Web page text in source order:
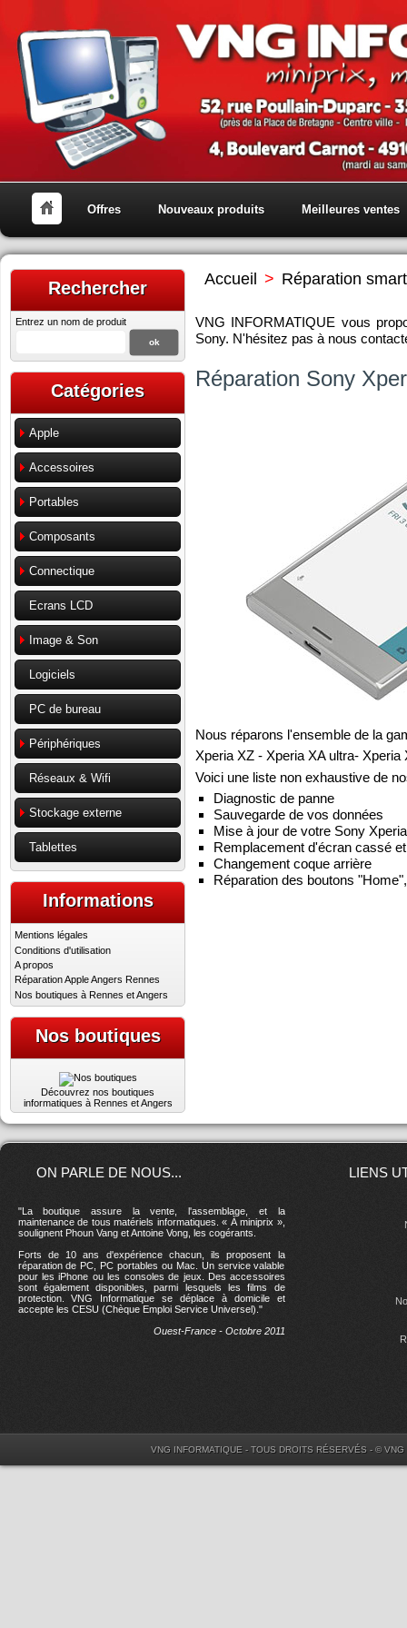
Offres Nouveaux produits Meilleures ventes
Rechercher
Entrez un nom de produit
Catégories
Apple
Accessoires
Portables
Composants
Connectique
Ecrans LCD
Image & Son
Logiciels
PC de bureau
Périphériques
Réseaux & Wifi
Stockage externe
Tablettes
Informations
Mentions légales
Conditions d'utilisation
A propos
Réparation Apple Angers Rennes
Nos boutiques à Rennes et Angers
Nos boutiques
Découvrez nos boutiques
informatiques à Rennes et Angers
Accueil > Réparation
VNG INFORMATIQUE vous
Sony. N'hésitez pas à nous
Réparation Sony
Nous réparons l'ensemble de la
Xperia XZ - Xperia XA ultra- Xperia
Voici une liste non exhaustive de
Diagnostic de panne
Sauvegarde de vos données
Mise à jour de votre Sony Xperia
Remplacement d'écran cassé
Changement coque arrière
Réparation des boutons
ON PARLE DE NOUS...
"La boutique assure la vente, l'assemblage, et la
maintenance de tous matériels informatiques. « À miniprix »,
soulignent Phoun Vang et Antoine Vong, les cogérants.
Forts de 10 ans d'expérience chacun, ils proposent la
réparation de PC, PC portables ou Mac. Un service valable
pour les iPhone ou les consoles de jeux. Des accessoires
sont également disponibles, parmi lesquels les films de
protection. VNG Informatique se déplace à domicile et
accepte les CESU (Chèque Emploi Service Universel)."
Ouest-France - Octobre 2011
LIENS
VNG INFORMATIQUE - TOUS DROITS RÉSERVÉS - ©